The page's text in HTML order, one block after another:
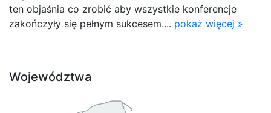
ten objaśnia co zrobić aby wszystkie konferencje
zakończyły się pełnym sukcesem.... pokaż więcej »
Województwa